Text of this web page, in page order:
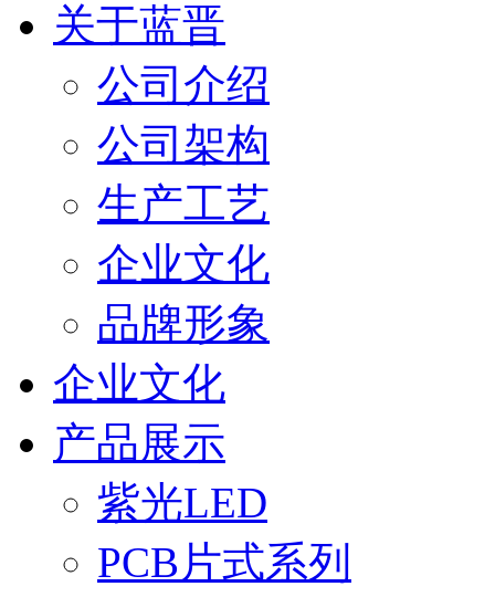
关于蓝晋
公司介绍
公司架构
生产工艺
企业文化
品牌形象
企业文化
产品展示
紫光LED
PCB片式系列